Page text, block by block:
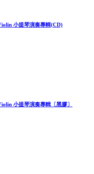
小提琴演奏專輯(CD)
小提琴演奏專輯〔黑膠〕